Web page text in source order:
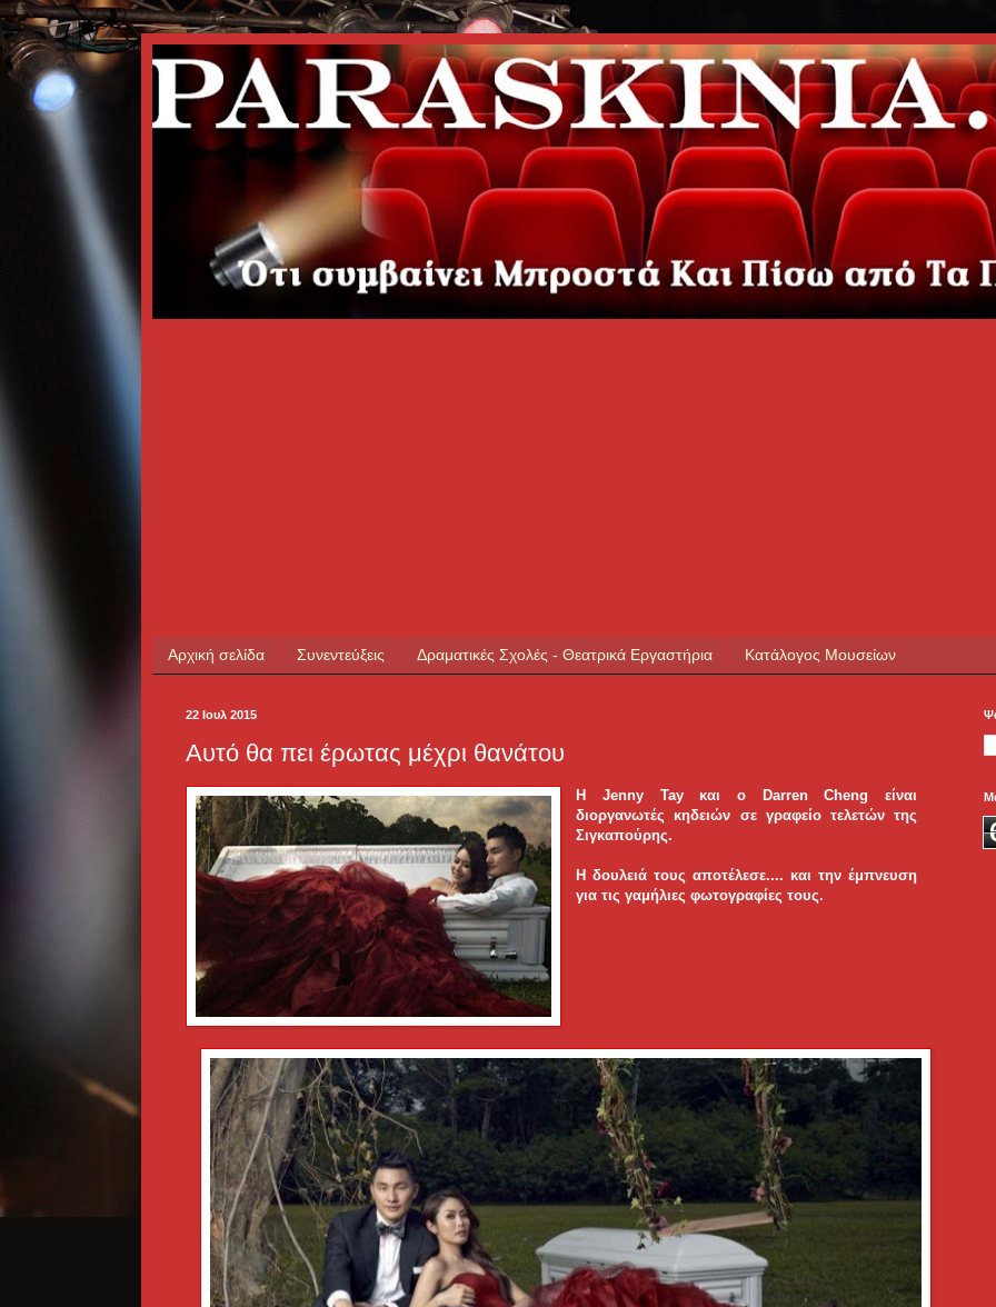
Αρχική σελίδα Συνεντεύξεις Δραματικές Σχολές - Θεατρικά Εργαστήρια Κατάλογος Μουσείων
22 Ιουλ 2015
Αυτό θα πει έρωτας μέχρι θανάτου
Η Jenny Tay και ο Darren Cheng είναι
διοργανωτές κηδειών σε γραφείο τελετών της
Σιγκαπούρης.
Η δουλειά τους αποτέλεσε.... και την έμπνευση
για τις γαμήλιες φωτογραφίες τους.